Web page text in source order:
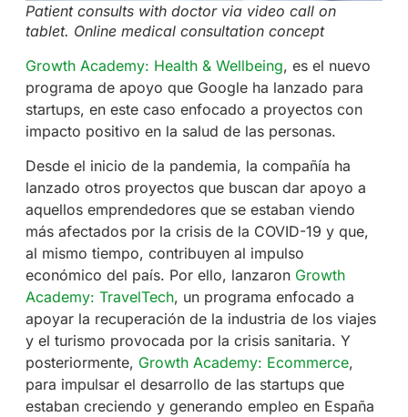
Patient consults with doctor via video call on
tablet. Online medical consultation concept
Growth Academy: Health & Wellbeing, es el nuevo
programa de apoyo que Google ha lanzado para
startups, en este caso enfocado a proyectos con
impacto positivo en la salud de las personas.
Desde el inicio de la pandemia, la compañía ha
lanzado otros proyectos que buscan dar apoyo a
aquellos emprendedores que se estaban viendo
más afectados por la crisis de la COVID-19 y que,
al mismo tiempo, contribuyen al impulso
económico del país. Por ello, lanzaron Growth
Academy: TravelTech, un programa enfocado a
apoyar la recuperación de la industria de los viajes
y el turismo provocada por la crisis sanitaria. Y
posteriormente, Growth Academy: Ecommerce,
para impulsar el desarrollo de las startups que
estaban creciendo y generando empleo en España